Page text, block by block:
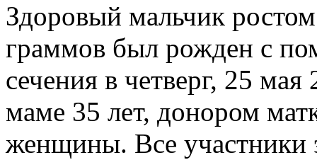
Здоровый мальчик
граммов был рожден с
сечения в четверг, 25
маме 35 лет, донором
женщины. Все участники